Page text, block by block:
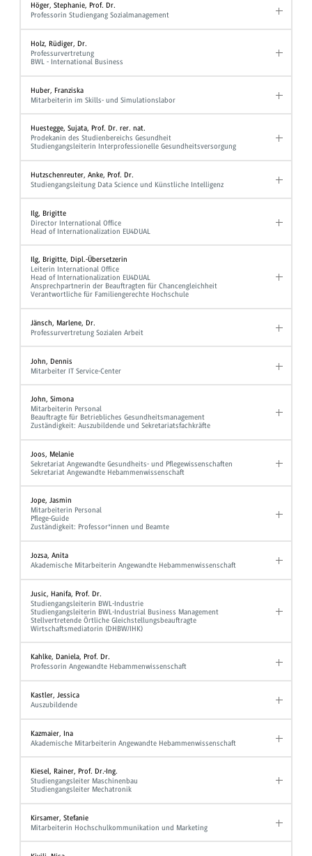
Höger, Stephanie, Prof. Dr.
Professorin Studiengang Sozialmanagement
Holz, Rüdiger, Dr.
Professurvertretung
BWL - International Business
Huber, Franziska
Mitarbeiterin im Skills- und Simulationslabor
Huestegge, Sujata, Prof. Dr. rer. nat.
Prodekanin des Studienbereichs Gesundheit
Studiengangsleiterin Interprofessionelle Gesundheitsversorgung
Hutzschenreuter, Anke, Prof. Dr.
Studiengangsleitung Data Science und Künstliche Intelligenz
Ilg, Brigitte
Director International Office
Head of Internationalization EU4DUAL
Ilg, Brigitte, Dipl.-Übersetzerin
Leiterin International Office
Head of Internationalization EU4DUAL
Ansprechpartnerin der Beauftragten für Chancengleichheit
Verantwortliche für Familiengerechte Hochschule
Jänsch, Marlene, Dr.
Professurvertretung Sozialen Arbeit
John, Dennis
Mitarbeiter IT Service-Center
John, Simona
Mitarbeiterin Personal
Beauftragte für Betriebliches Gesundheitsmanagement
Zuständigkeit: Auszubildende und Sekretariatsfachkräfte
Joos, Melanie
Sekretariat Angewandte Gesundheits- und Pflegewissenschaften
Sekretariat Angewandte Hebammenwissenschaft
Jope, Jasmin
Mitarbeiterin Personal
Pflege-Guide
Zuständigkeit: Professor*innen und Beamte
Jozsa, Anita
Akademische Mitarbeiterin Angewandte Hebammenwissenschaft
Jusic, Hanifa, Prof. Dr.
Studiengangsleiterin BWL-Industrie
Studiengangsleiterin BWL-Industrial Business Management
Stellvertretende Örtliche Gleichstellungsbeauftragte
Wirtschaftsmediatorin (DHBW/IHK)
Kahlke, Daniela, Prof. Dr.
Professorin Angewandte Hebammenwissenschaft
Kastler, Jessica
Auszubildende
Kazmaier, Ina
Akademische Mitarbeiterin Angewandte Hebammenwissenschaft
Kiesel, Rainer, Prof. Dr.-Ing.
Studiengangsleiter Maschinenbau
Studiengangsleiter Mechatronik
Kirsamer, Stefanie
Mitarbeiterin Hochschulkommunikation und Marketing